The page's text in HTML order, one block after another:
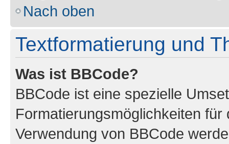
Nach oben
Textformatierung und
Was ist BBCode?
BBCode ist eine spezielle
Formatierungsmöglichkeiten
Verwendung von BBCode